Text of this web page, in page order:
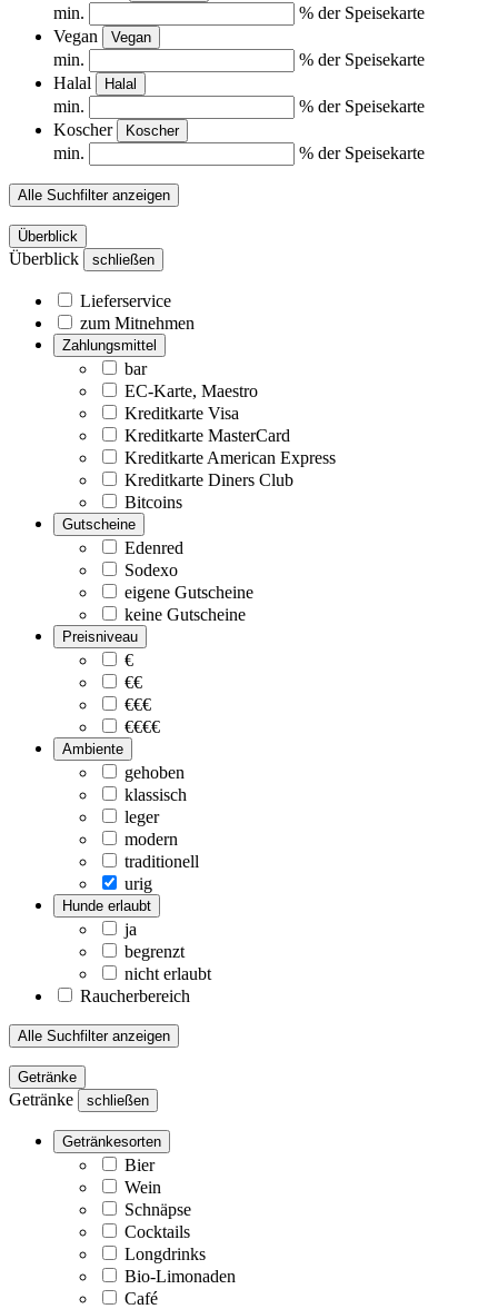
min.
% der Speisekarte
Vegan
Vegan
min.
% der Speisekarte
Halal
Halal
min.
% der Speisekarte
Koscher
Koscher
min. % der Speisekarte
Alle Suchfilter anzeigen
Überblick
Überblick schließen
Lieferservice
zum Mitnehmen
Zahlungsmittel
bar
EC-Karte, Maestro
Kreditkarte Visa
Kreditkarte MasterCard
Kreditkarte American Express
Kreditkarte Diners Club
Bitcoins
Gutscheine
Edenred
Sodexo
eigene Gutscheine
keine Gutscheine
Preisniveau
€
€€
€€€
€€€€
Ambiente
gehoben
klassisch
leger
modern
traditionell
urig
Hunde erlaubt
ja
begrenzt
nicht erlaubt
Raucherbereich
Alle Suchfilter anzeigen
Getränke
Getränke schließen
Getränkesorten
Bier
Wein
Schnäpse
Cocktails
Longdrinks
Bio-Limonaden
Café